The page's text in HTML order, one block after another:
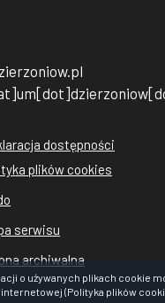
o używanych plikach cookie
(Polityka plików
. pl
dostępności
plików cookies
serwisu
archiwalna